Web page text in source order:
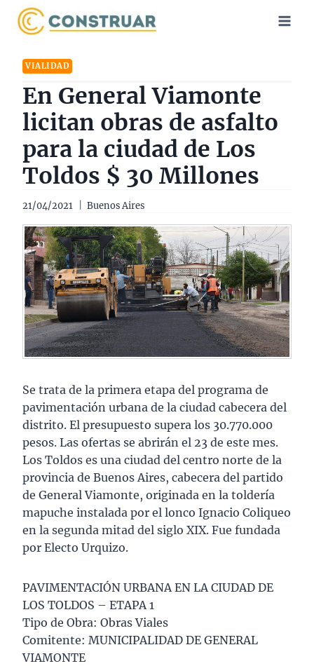
Saltar
VIALIDAD
En General Viamonte
licitan obras de asfalto
para la ciudad de Los
Toldos $ 30 Millones
21/04/2021 Buenos Aires
Se trata de la primera etapa del programa de
pavimentación urbana de la ciudad cabecera del
distrito. El presupuesto supera los 30.770.000
pesos. Las ofertas se abrirán el 23 de este mes.
Los Toldos es una ciudad del centro norte de la
provincia de Buenos Aires, cabecera del partido
de General Viamonte, originada en la toldería
mapuche instalada por el lonco Ignacio Coliqueo
en la segunda mitad del siglo XIX. Fue fundada
por Electo Urquizo.
PAVIMENTACIÓN URBANA EN LA CIUDAD DE
LOS TOLDOS – ETAPA 1
Tipo de Obra: Obras Viales
Comitente: MUNICIPALIDAD DE GENERAL
VIAMONTE